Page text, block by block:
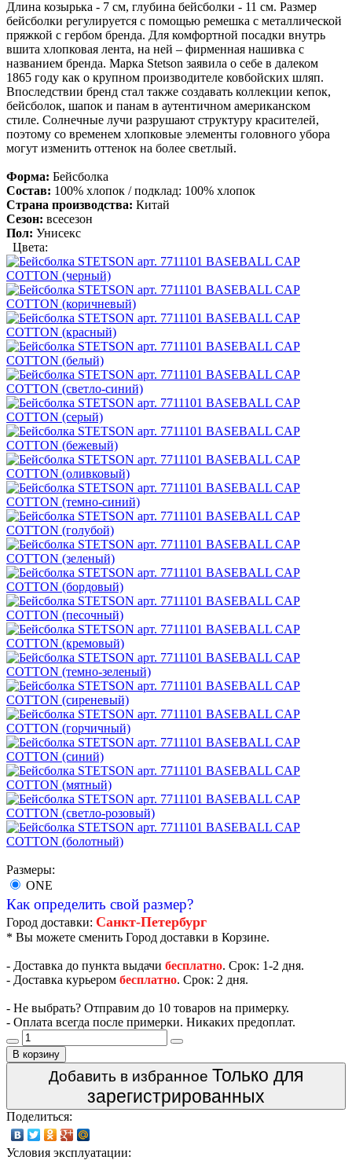
Длина козырька - 7 см, глубина бейсболки - 11 см. Размер
бейсболки регулируется с помощью ремешка с металлической
пряжкой с гербом бренда. Для комфортной посадки внутрь
вшита хлопковая лента, на ней – фирменная нашивка с
названием бренда. Марка Stetson заявила о себе в далеком
1865 году как о крупном производителе ковбойских шляп.
Впоследствии бренд стал также создавать коллекции кепок,
бейсболок, шапок и панам в аутентичном американском
стиле. Солнечные лучи разрушают структуру красителей,
поэтому со временем хлопковые элементы головного убора
могут изменить оттенок на более светлый.
Форма: Бейсболка
Состав: 100% хлопок / подклад: 100% хлопок
Страна производства: Китай
Сезон: всесезон
Пол: Унисекс
Цвета:
Размеры:
ONE
Как определить свой размер?
Город доставки: Санкт-Петербург
* Вы можете сменить Город доставки в Корзине.
- Доставка до пункта выдачи бесплатно. Срок: 1-2 дня.
- Доставка курьером бесплатно. Срок: 2 дня.
- Не выбрать? Отправим до 10 товаров на примерку.
- Оплата всегда после примерки. Никаких предоплат.
В корзину
Добавить в избранное Только для
зарегистрированных
Поделиться:
Условия эксплуатации: